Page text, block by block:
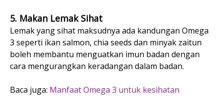
5. Makan Lemak Sihat
Lemak yang sihat maksudnya ada kandungan Omega
3 seperti ikan salmon, chia seeds dan minyak zaitun
boleh membantu menguatkan imun badan dengan
cara mengurangkan keradangan dalam badan.
Baca juga: Manfaat Omega 3 untuk kesihatan